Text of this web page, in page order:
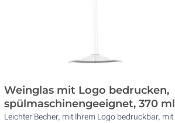
Weinglas mit Logo bedrucken,
spülmaschinengeeignet, 370 ml
Leichter Becher, mit Ihrem Logo bedruckbar, mit